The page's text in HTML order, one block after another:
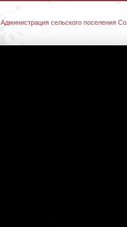
Администрация сельского поселения